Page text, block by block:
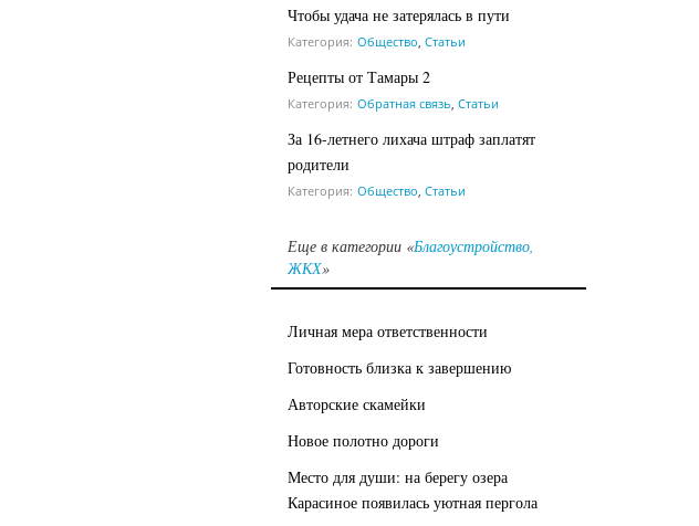
Чтобы удача не затерялась в пути
Категория: Общество Статьи
Рецепты от Тамары 2
Категория: Обратная связь Статьи
За 16-летнего лихача штраф заплатят
родители
Категория: Общество Статьи
Еще в категории «Благоустройство,
ЖКХ»
Личная мера ответственности
Готовность близка к завершению
Авторские скамейки
Новое полотно дороги
Место для души: на берегу озера
Карасиное появилась уютная пергола